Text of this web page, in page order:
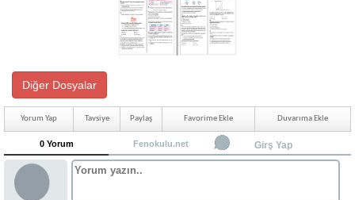
Diğer Dosyalar
Yorum Yap Tavsiye Paylaş Favorime Ekle Duvarıma Ekle
0 Yorum Fenokulu.net Girş Yap